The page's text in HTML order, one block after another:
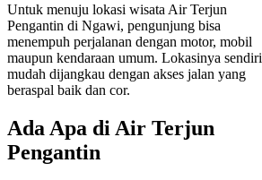
Untuk menuju lokasi wisata Air Terjun
Pengantin di Ngawi, pengunjung bisa
menempuh perjalanan dengan motor, mobil
maupun kendaraan umum. Lokasinya sendiri
mudah dijangkau dengan akses jalan yang
beraspal baik dan cor.
Ada Apa di Air Terjun
Pengantin